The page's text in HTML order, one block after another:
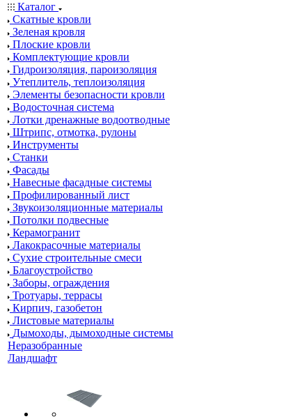
Каталог
Скатные кровли
Зеленая кровля
Плоские кровли
Комплектующие кровли
Гидроизоляция, пароизоляция
Утеплитель, теплоизоляция
Элементы безопасности кровли
Водосточная система
Лотки дренажные водоотводные
Штрипс, отмотка, рулоны
Инструменты
Станки
Фасады
Навесные фасадные системы
Профилированный лист
Звукоизоляционные материалы
Потолки подвесные
Керамогранит
Лакокрасочные материалы
Сухие строительные смеси
Благоустройство
Заборы, ограждения
Тротуары, террасы
Кирпич, газобетон
Листовые материалы
Дымоходы, дымоходные системы
Неразобранные
Ландшафт